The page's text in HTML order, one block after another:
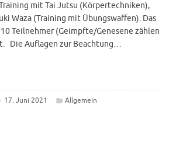
mit Tai Jutsu (Körpertechniken),
Waza (Training mit Übungswaffen). Das
Teilnehmer (Geimpfte/Genesene zählen
Die Auflagen zur Beachtung…
17. Juni 2021 Allgemein